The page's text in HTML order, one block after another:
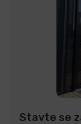
Stavte se